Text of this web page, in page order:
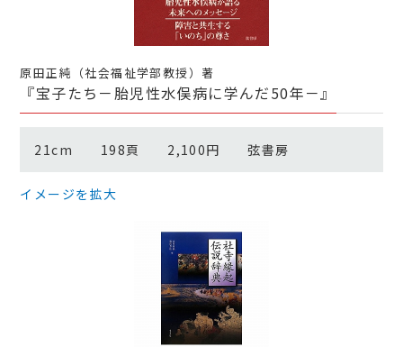
原田正純（社会福祉学部教授）著
『宝子たち－胎児性水俣病に学んだ50年－』
21cm 198頁 2,100円 弦書房
イメージを拡大